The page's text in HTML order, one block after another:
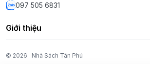
097 505 6831
Giới thiệu
© 2026 Nhà Sách Tân Phú